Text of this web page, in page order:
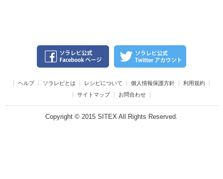
ヘルプ ソラレピとは レシピについて 個人情報保護方針
利用規約
サイトマップ
お問合わせ
Copyright © 2015 SITEX All Rights Reserved.